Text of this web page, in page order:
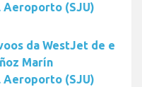
(SJU)
da WestJet de e
Marín
(SJU)